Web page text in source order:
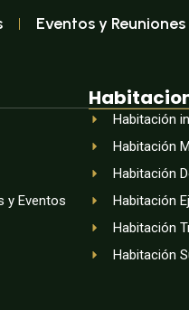
Eventos y Reuniones
y Eventos
Habitación
Habitación
Habitación
Habitación
Habitación
Habitación